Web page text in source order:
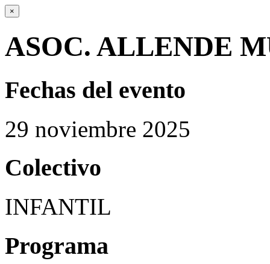
×
ASOC. ALLENDE
Fechas del evento
29 noviembre 2025
Colectivo
INFANTIL
Programa